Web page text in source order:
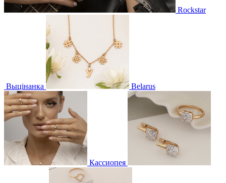
Rockstar
Выцінанка Belarus
Кассиопея